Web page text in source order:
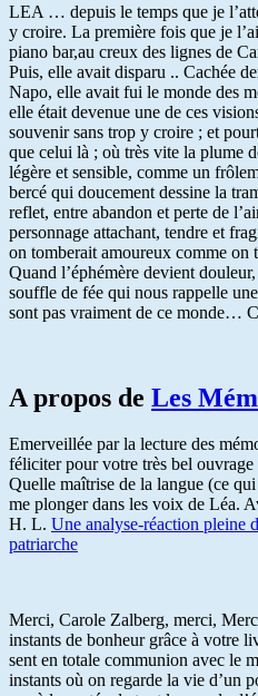
LEA … depuis le temps que je
y croire. La première fois que je
piano bar,au creux des lignes de
Puis, elle avait disparu .. Cachée
Napo, elle avait fui le monde des
elle était devenue une de ces
souvenir sans trop y croire ; et
que celui là ; où très vite la plume
légère et sensible, comme un
bercé qui doucement dessine la
reflet, entre abandon et perte de
personnage attachant, tendre et
on tomberait amoureux comme on
Quand l’éphémère devient
souffle de fée qui nous rappelle
sont pas vraiment de ce monde…
A propos de Les
Emerveillée par la lecture des
féliciter pour votre très bel ouvrage
Quelle maîtrise de la langue (ce
me plonger dans les voix de Léa.
H. L. Une analyse-réaction pleine
patriarche
Merci, Carole Zalberg, merci,
instants de bonheur grâce à votre
sent en totale communion avec le
instants où on regarde la vie d’un